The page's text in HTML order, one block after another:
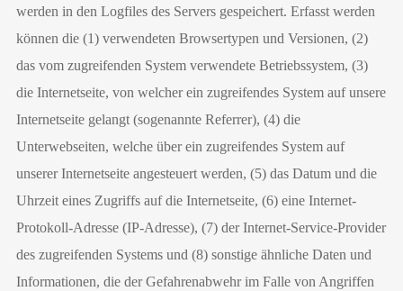
werden in den Logfiles des Servers gespeichert. Erfasst werden
können die (1) verwendeten Browsertypen und Versionen, (2)
das vom zugreifenden System verwendete Betriebssystem, (3)
die Internetseite, von welcher ein zugreifendes System auf unsere
Internetseite gelangt (sogenannte Referrer), (4) die
Unterwebseiten, welche über ein zugreifendes System auf
unserer Internetseite angesteuert werden, (5) das Datum und die
Uhrzeit eines Zugriffs auf die Internetseite, (6) eine Internet-
Protokoll-Adresse (IP-Adresse), (7) der Internet-Service-Provider
des zugreifenden Systems und (8) sonstige ähnliche Daten und
Informationen, die der Gefahrenabwehr im Falle von Angriffen